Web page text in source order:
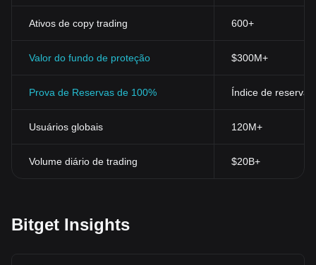
Ativos de copy trading 600+
Valor do fundo de proteção $300M+
Prova de Reservas de 100% Índice de
Usuários globais 120M+
Volume diário de trading $20B+
Bitget Insights